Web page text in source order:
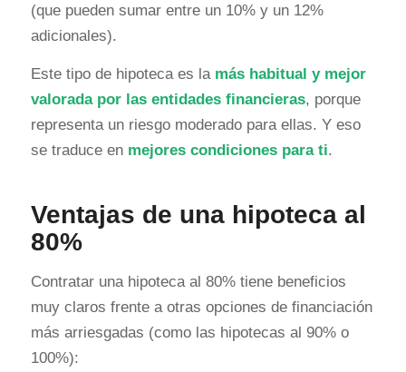
(que pueden sumar entre un 10% y un 12%
adicionales).
Este tipo de hipoteca es la más habitual y mejor
valorada por las entidades financieras, porque
representa un riesgo moderado para ellas. Y eso
se traduce en mejores condiciones para ti.
Ventajas de una hipoteca al
80%
Contratar una hipoteca al 80% tiene beneficios
muy claros frente a otras opciones de financiación
más arriesgadas (como las hipotecas al 90% o
100%):